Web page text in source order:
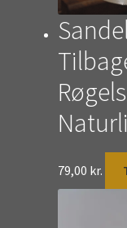
79,00 kr.